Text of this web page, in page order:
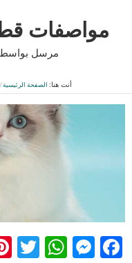
مواصفات قط
مرسل
أنت هنا: الصفحة الرئيسية/
Facebook